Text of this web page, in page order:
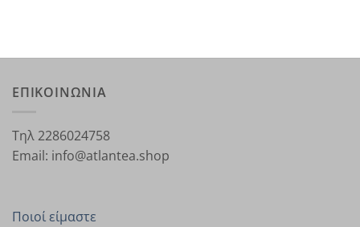
ΕΠΙΚΟΙΝΩΝΙΑ
Τηλ 2286024758
Email: info@atlantea.shop
Ποιοί είμαστε